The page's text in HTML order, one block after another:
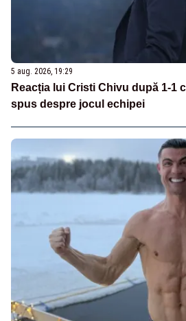
5 aug. 2026, 19:29
Reacția lui Cristi Chivu după 1-1
spus despre jocul echipei